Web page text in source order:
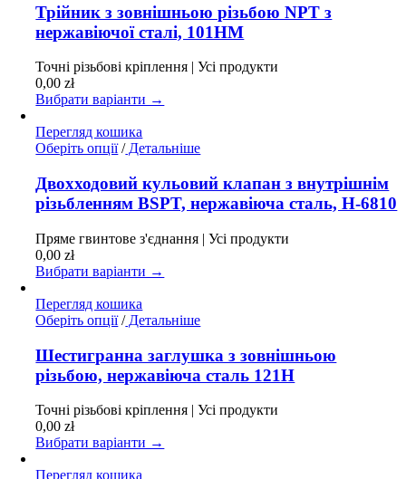
має
кілька
варіантів.
можна
на
товару
Трійник з зовнішньою різьбою NPT з
нержавіючої сталі, 101HM
Точні різьбові кріплення | Усі продукти
0,00zł
Вибрати варіанти →
Перегляд кошика
Оберіть опції Цей
має
кілька
варіантів.
можна
на
товару
/Детальніше
Двохходовий кульовий клапан з внутрішнім
різьбленням BSPT, нержавіюча сталь, H-6810
Пряме гвинтове з'єднання | Усі продукти
0,00zł
Вибрати варіанти →
Перегляд кошика
Оберіть опції Цей
має
кілька
варіантів.
можна
на
/Детальніше
Шестигранна заглушка з зовнішньою
різьбою, нержавіюча сталь 121H
Точні різьбові кріплення | Усі продукти
0,00zł
Вибрати варіанти →
Перегляд кошика